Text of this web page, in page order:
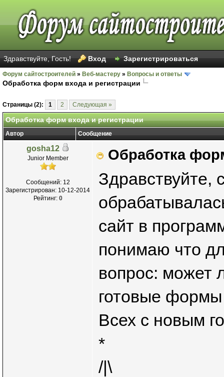
Здравствуйте, Гость! Вход Зарегистрироваться
Форум сайтостроителей » Веб-мастеру » Вопросы и ответы
Обработка форм входа и регистрации
Страницы (2): 1 2 Следующая »
Обработка форм входа и регистрации
Автор Сообщение
gosha12
Junior Member
Сообщений: 12
Зарегистрирован: 10-12-2014
Рейтинг: 0
Обработка
Здравствуйте,
сайт в
понимаю что
вопрос: может
готовые формы
Всех с новым
*
/|\